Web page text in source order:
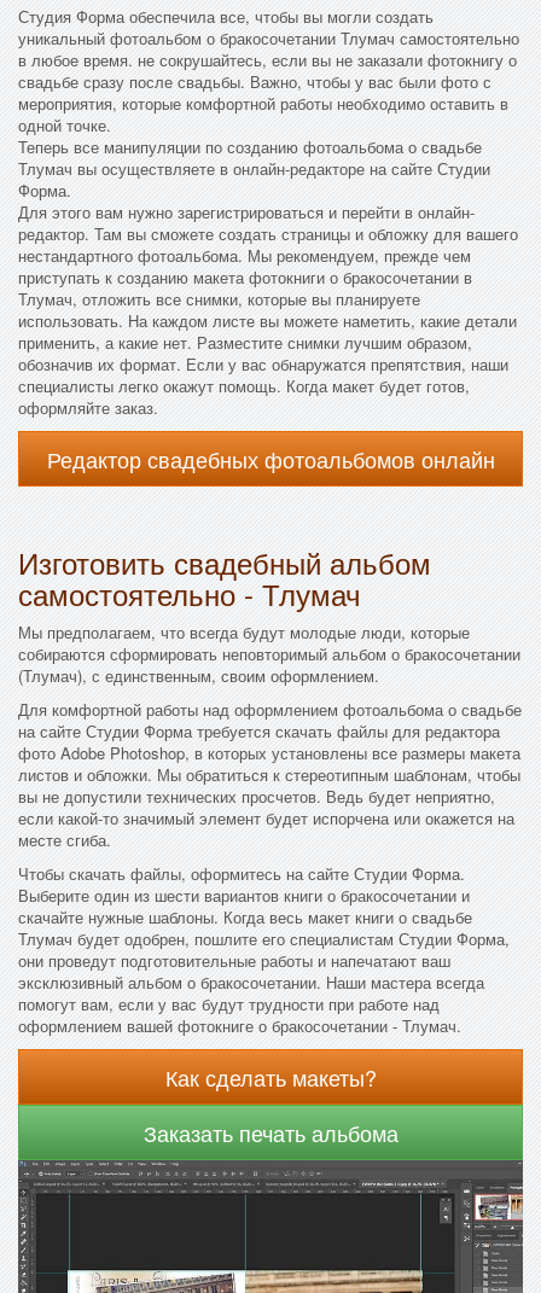
Студия Форма обеспечила все, чтобы вы могли создать
уникальный фотоальбом о бракосочетании Тлумач самостоятельно
в любое время. не сокрушайтесь, если вы не заказали фотокнигу о
свадьбе сразу после свадьбы. Важно, чтобы у вас были фото с
мероприятия, которые комфортной работы необходимо оставить в
одной точке.
Теперь все манипуляции по созданию фотоальбома о свадьбе
Тлумач вы осуществляете в онлайн-редакторе на сайте Студии
Форма.
Для этого вам нужно зарегистрироваться и перейти в онлайн-
редактор. Там вы сможете создать страницы и обложку для вашего
нестандартного фотоальбома. Мы рекомендуем, прежде чем
приступать к созданию макета фотокниги о бракосочетании в
Тлумач, отложить все снимки, которые вы планируете
использовать. На каждом листе вы можете наметить, какие детали
применить, а какие нет. Разместите снимки лучшим образом,
обозначив их формат. Если у вас обнаружатся препятствия, наши
специалисты легко окажут помощь. Когда макет будет готов,
оформляйте заказ.
Редактор свадебных фотоальбомов онлайн
Изготовить свадебный альбом
самостоятельно - Тлумач
Мы предполагаем, что всегда будут молодые люди, которые
собираются сформировать неповторимый альбом о бракосочетании
(Тлумач), с единственным, своим оформлением.
Для комфортной работы над оформлением фотоальбома о свадьбе
на сайте Студии Форма требуется скачать файлы для редактора
фото Adobe Photoshop, в которых установлены все размеры макета
листов и обложки. Мы обратиться к стереотипным шаблонам, чтобы
вы не допустили технических просчетов. Ведь будет неприятно,
если какой-то значимый элемент будет испорчена или окажется на
месте сгиба.
Чтобы скачать файлы, оформитесь на сайте Студии Форма.
Выберите один из шести вариантов книги о бракосочетании и
скачайте нужные шаблоны. Когда весь макет книги о свадьбе
Тлумач будет одобрен, пошлите его специалистам Студии Форма,
они проведут подготовительные работы и напечатают ваш
эксклюзивный альбом о бракосочетании. Наши мастера всегда
помогут вам, если у вас будут трудности при работе над
оформлением вашей фотокниге о бракосочетании - Тлумач.
Как сделать макеты?
Заказать печать альбома